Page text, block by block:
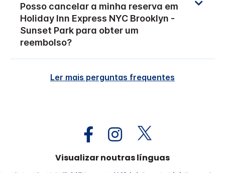
Posso cancelar a minha reserva em
Holiday Inn Express NYC Brooklyn -
Sunset Park para obter um
reembolso?
Ler mais perguntas frequentes
Visualizar noutras línguas